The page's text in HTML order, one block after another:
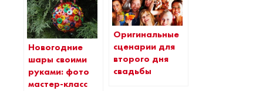
Новогодние
шары своими
руками: фото
мастер-класс
Оригинальные
сценарии для
второго дня
свадьбы